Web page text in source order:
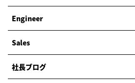
Engineer
Sales
社長ブログ